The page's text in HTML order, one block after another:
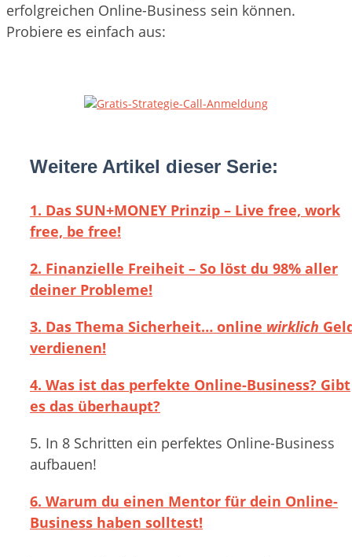
erfolgreichen Online-Business sein können.
Probiere es einfach aus:
Weitere Artikel dieser Serie:
1. Das SUN+MONEY Prinzip – Live free, work
free, be free!
2. Finanzielle Freiheit – So löst du 98% aller
deiner Probleme!
3. Das Thema Sicherheit… online wirklich
verdienen!
4. Was ist das perfekte Online-Business? Gibt
es das überhaupt?
5. In 8 Schritten ein perfektes Online-Business
aufbauen!
6. Warum du einen Mentor für dein Online-
Business haben solltest!